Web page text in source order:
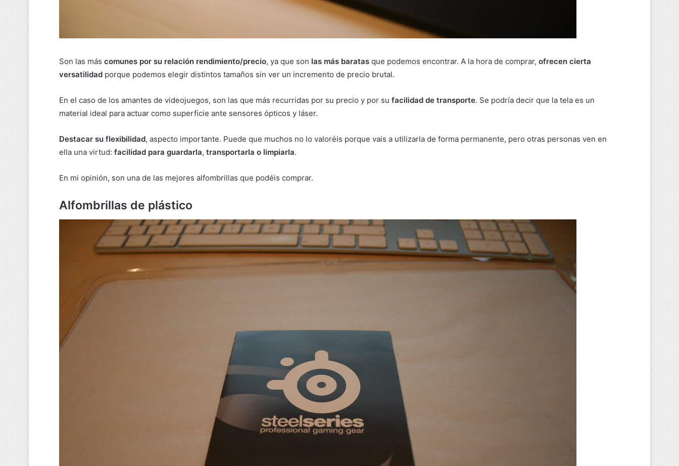
Son las más comunes por su relación rendimiento/precio, ya que son las más baratas que podemos encontrar. A la hora de comprar, ofrecen cierta
versatilidad porque podemos elegir distintos tamaños sin ver un incremento de precio brutal.
En el caso de los amantes de videojuegos, son las que más recurridas por su precio y por su facilidad de transporte. Se podría decir que la tela es un
material ideal para actuar como superficie ante sensores ópticos y láser.
Destacar su flexibilidad, aspecto importante. Puede que muchos no lo valoréis porque vais a utilizarla de forma permanente, pero otras personas ven en
ella una virtud: facilidad para guardarla, transportarla o limpiarla.
En mi opinión, son una de las mejores alfombrillas que podéis comprar.
Alfombrillas de plástico